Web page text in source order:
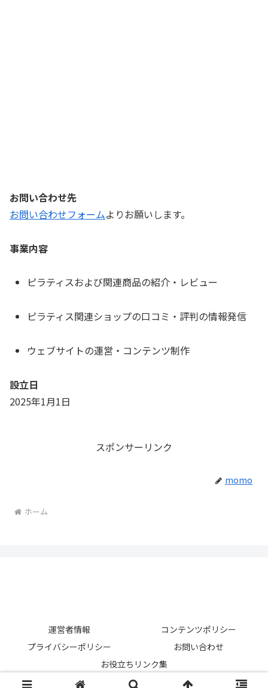
お問い合わせ先
お問い合わせフォームよりお願いします。
事業内容
ピラティスおよび関連商品の紹介・レビュー
ピラティス関連ショップの口コミ・評判の情報発信
ウェブサイトの運営・コンテンツ制作
設立日
2025年1月1日
スポンサーリンク
momo
ホーム
運営者情報
コンテンツポリシー
プライバシーポリシー
お問い合わせ
お役立ちリンク集
© 2025 はじめてピラティス.